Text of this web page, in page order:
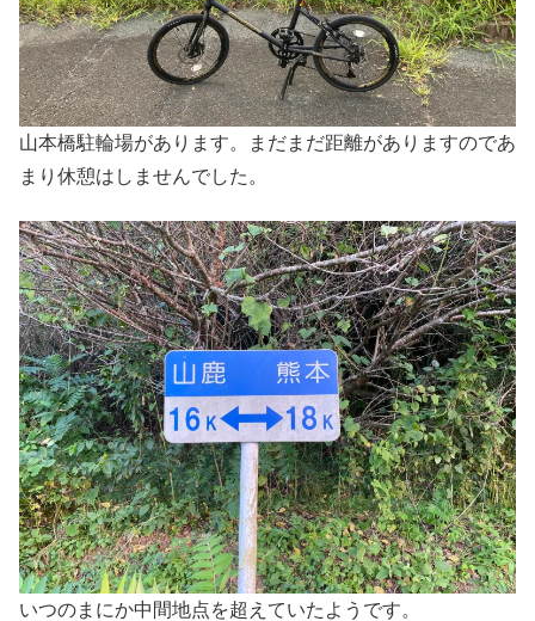
山本橋駐輪場があります。まだまだ距離がありますのであ
まり休憩はしませんでした。
いつのまにか中間地点を超えていたようです。